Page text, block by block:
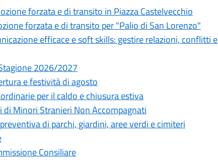
forzata e di transito in Piazza Castelvecchio
forzata e di transito per "Palio di San Lorenzo"
efficace e soft skills: gestire relazioni, conflitti e
2026/2027
e festività di agosto
per il caldo e chiusura estiva
di Minori Stranieri Non Accompagnati
di parchi, giardini, aree verdi e cimiteri
Consiliare